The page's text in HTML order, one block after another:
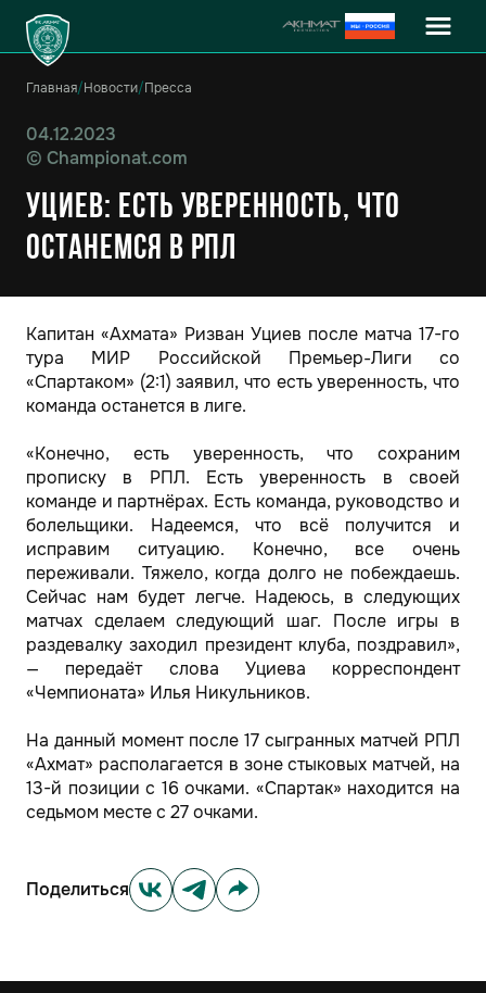
Главная/Новости/Пресса
04.12.2023
© Championat.com
Уциев: есть уверенность, что
останемся в РПЛ
Капитан «Ахмата» Ризван Уциев после матча 17-го
тура МИР Российской Премьер-Лиги со
«Спартаком» (2:1) заявил, что есть уверенность, что
команда останется в лиге.
«Конечно, есть уверенность, что сохраним
прописку в РПЛ. Есть уверенность в своей
команде и партнёрах. Есть команда, руководство и
болельщики. Надеемся, что всё получится и
исправим ситуацию. Конечно, все очень
переживали. Тяжело, когда долго не побеждаешь.
Сейчас нам будет легче. Надеюсь, в следующих
матчах сделаем следующий шаг. После игры в
раздевалку заходил президент клуба, поздравил»,
— передаёт слова Уциева корреспондент
«Чемпионата» Илья Никульников.
На данный момент после 17 сыгранных матчей РПЛ
«Ахмат» располагается в зоне стыковых матчей, на
13-й позиции с 16 очками. «Спартак» находится на
седьмом месте с 27 очками.
Поделиться